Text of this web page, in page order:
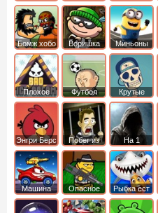
шумный
дом
Бомж хобо
Воришка
боб
Миньоны
Плохое
мороженое
Футбол
головами
Крутые
Энгри Берс
Побег из
тюрьмы
На 1
Машина
ест
машину
Опасное
оружие
Рыбка ест
рыбку